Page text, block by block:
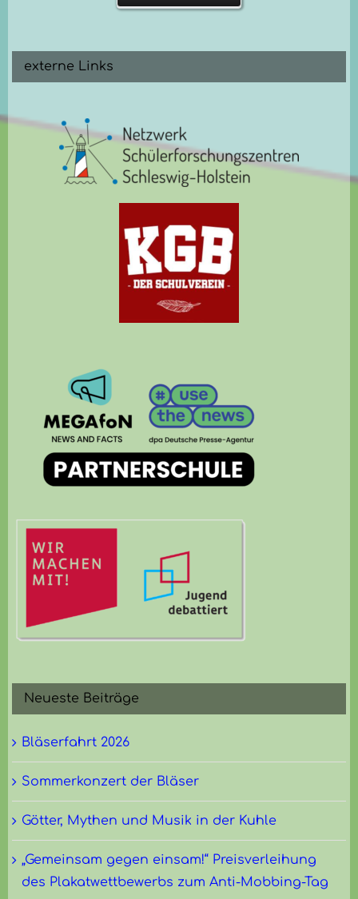
externe Links
Neueste Beiträge
Bläserfahrt 2026
Sommerkonzert der Bläser
Götter, Mythen und Musik in der Kuhle
„Gemeinsam gegen einsam!“ Preisverleihung
des Plakatwettbewerbs zum Anti-Mobbing-Tag